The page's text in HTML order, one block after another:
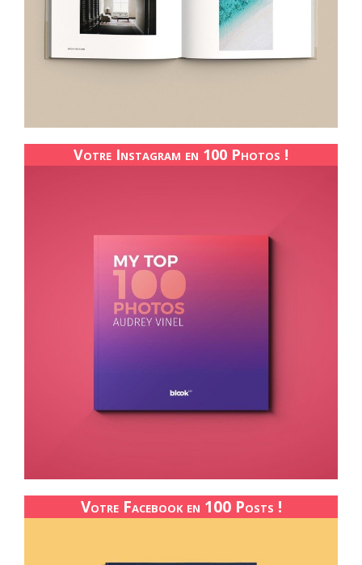
Votre Instagram en 100 Photos !
Votre Facebook en 100 Posts !